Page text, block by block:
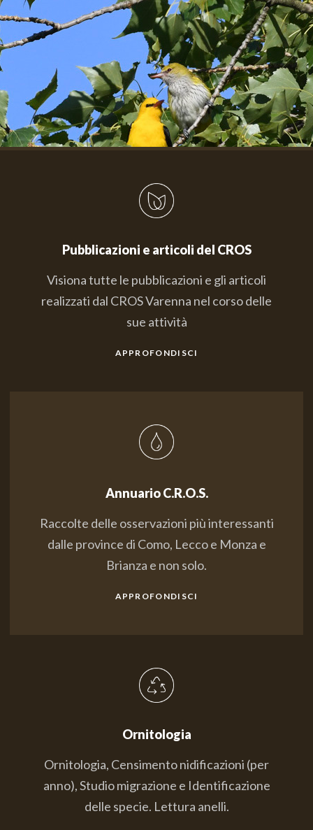
Pubblicazioni e articoli del CROS
Visiona tutte le pubblicazioni e gli articoli
realizzati dal CROS Varenna nel corso delle
sue attività
APPROFONDISCI
Annuario C.R.O.S.
Raccolte delle osservazioni più interessanti
dalle province di Como, Lecco e Monza e
Brianza e non solo.
APPROFONDISCI
Ornitologia
Ornitologia, Censimento nidificazioni (per
anno), Studio migrazione e Identificazione
delle specie. Lettura anelli.